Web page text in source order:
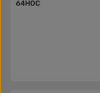
64HOC